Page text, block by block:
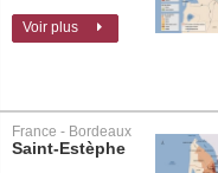
Voir plus
France - Bordeaux
Saint-Estèphe